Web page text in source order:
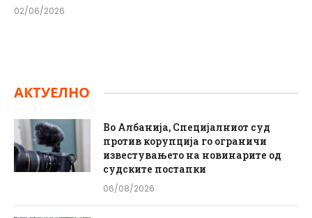
02/06/2026
АКТУЕЛНО
Во Албанија, Специјалниот суд
против корупција го ограничи
известувањето на новинарите од
судските постапки
06/08/2026